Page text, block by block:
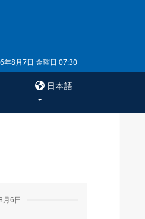
年8月7日 金曜日 07:30
日本語
月6日